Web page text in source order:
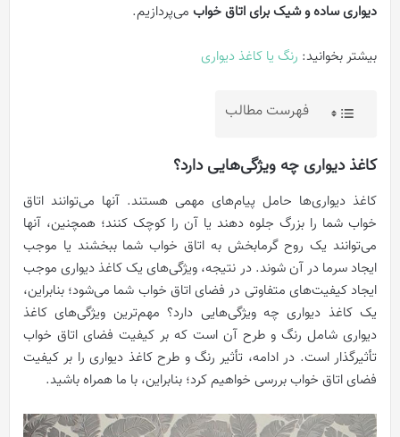
دیواری ساده و شیک برای اتاق خواب می‌پردازیم.
بیشتر بخوانید: رنگ یا کاغذ دیواری
فهرست مطالب
کاغذ دیواری چه ویژگی‌هایی دارد؟
کاغذ دیواری‌ها حامل پیام‌های مهمی هستند. آنها می‌توانند اتاق
خواب شما را بزرگ جلوه دهند یا آن را کوچک کنند؛ همچنین، آنها
می‌توانند یک روح گرمابخش به اتاق خواب شما ببخشند یا موجب
ایجاد سرما در آن شوند. در نتیجه، ویژگی‌های یک کاغذ دیواری موجب
ایجاد کیفیت‌های متفاوتی در فضای اتاق خواب شما می‌شود؛ بنابراین،
یک کاغذ دیواری چه ویژگی‌هایی دارد؟ مهم‌ترین ویژگی‌های کاغذ
دیواری شامل رنگ و طرح آن است که بر کیفیت فضای اتاق خواب
تأثیرگذار است. در ادامه، تأثیر رنگ و طرح کاغذ دیواری را بر کیفیت
فضای اتاق خواب بررسی خواهیم کرد؛ بنابراین، با ما همراه باشید.